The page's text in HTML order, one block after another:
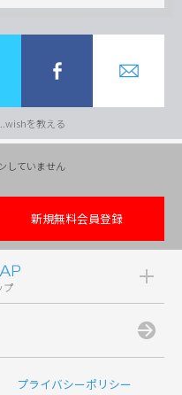
を教える
していません
新規無料会員登録
プ
プライバシーポリシー